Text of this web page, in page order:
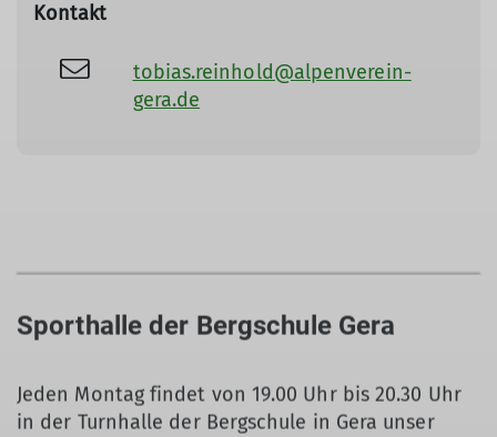
Kontakt
tobias.reinhold@alpenverein-
gera.de
Sporthalle der Bergschule Gera
Jeden Montag findet von 19.00 Uhr bis 20.30 Uhr
in der Turnhalle der Bergschule in Gera unser